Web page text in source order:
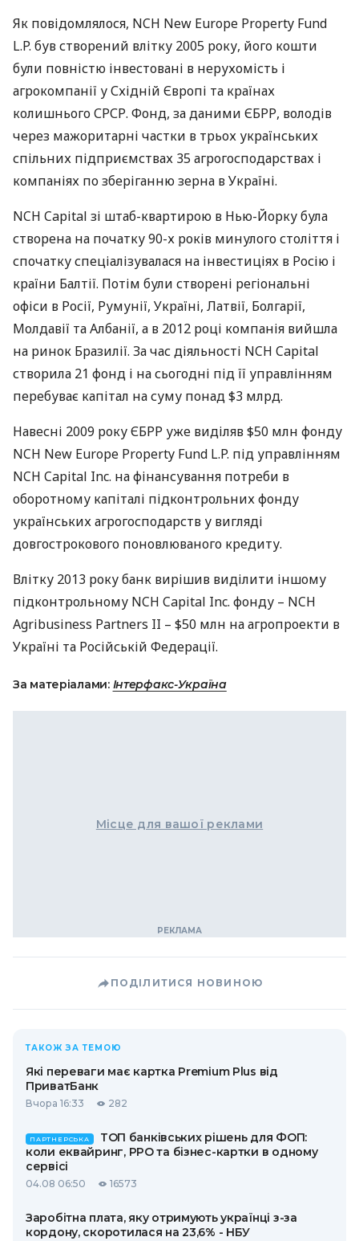
Як повідомлялося, NCH New Europe Property Fund
L.P. був створений влітку 2005 року, його кошти
були повністю інвестовані в нерухомість і
агрокомпанії у Східній Європі та країнах
колишньогоСРСР. Фонд, за даними ЄБРР, володів
через мажоритарні частки в трьох українських
спільних підприємствах 35 агрогосподарствах і
компаніях по зберіганню зерна в Україні.
NCH ​​Capital зі штаб-квартирою в Нью-Йорку була
створена на початку 90-х років минулого століття і
спочатку спеціалізувалася на інвестиціях в Росію і
країни Балтії. Потім були створені регіональні
офіси в Росії, Румунії, Україні, Латвії, Болгарії,
Молдавії та Албанії, а в 2012 році компанія вийшла
на ринок Бразилії. За час діяльності NCH Capital
створила 21 фонд і на сьогодні під її управлінням
перебуває капітал на суму понад $3 млрд.
Навесні 2009 рокуЄБРР уже виділяв $50 млн фонду
NCH New Europe Property Fund L.P. під управлінням
NCH Capital Inc. на фінансування потреби в
оборотному капіталі підконтрольних фонду
українських агрогосподарств у вигляді
довгострокового поновлюваного кредиту.
Влітку 2013 року банк вирішив виділити іншому
підконтрольному NCH Capital Inc. фонду – NCH
Agribusiness Partners II – $50 млн на агропроекти в
Україні та Російській Федерації.
За матеріалами: Інтерфакс-Україна
Місце для вашої реклами
ПОДІЛИТИСЯ НОВИНОЮ
ТАКОЖ ЗА ТЕМОЮ
Які переваги має картка Premium Plus від
ПриватБанк
Вчора 16:33 282
ПАРТНЕРСЬКА
ТОП банківських рішень для ФОП:
коли еквайринг, РРО та бізнес-картки в одному
сервісі
04.08 06:50 16573
Заробітна плата, яку отримують українці з-за
кордону, скоротилася на 23,6% - НБУ